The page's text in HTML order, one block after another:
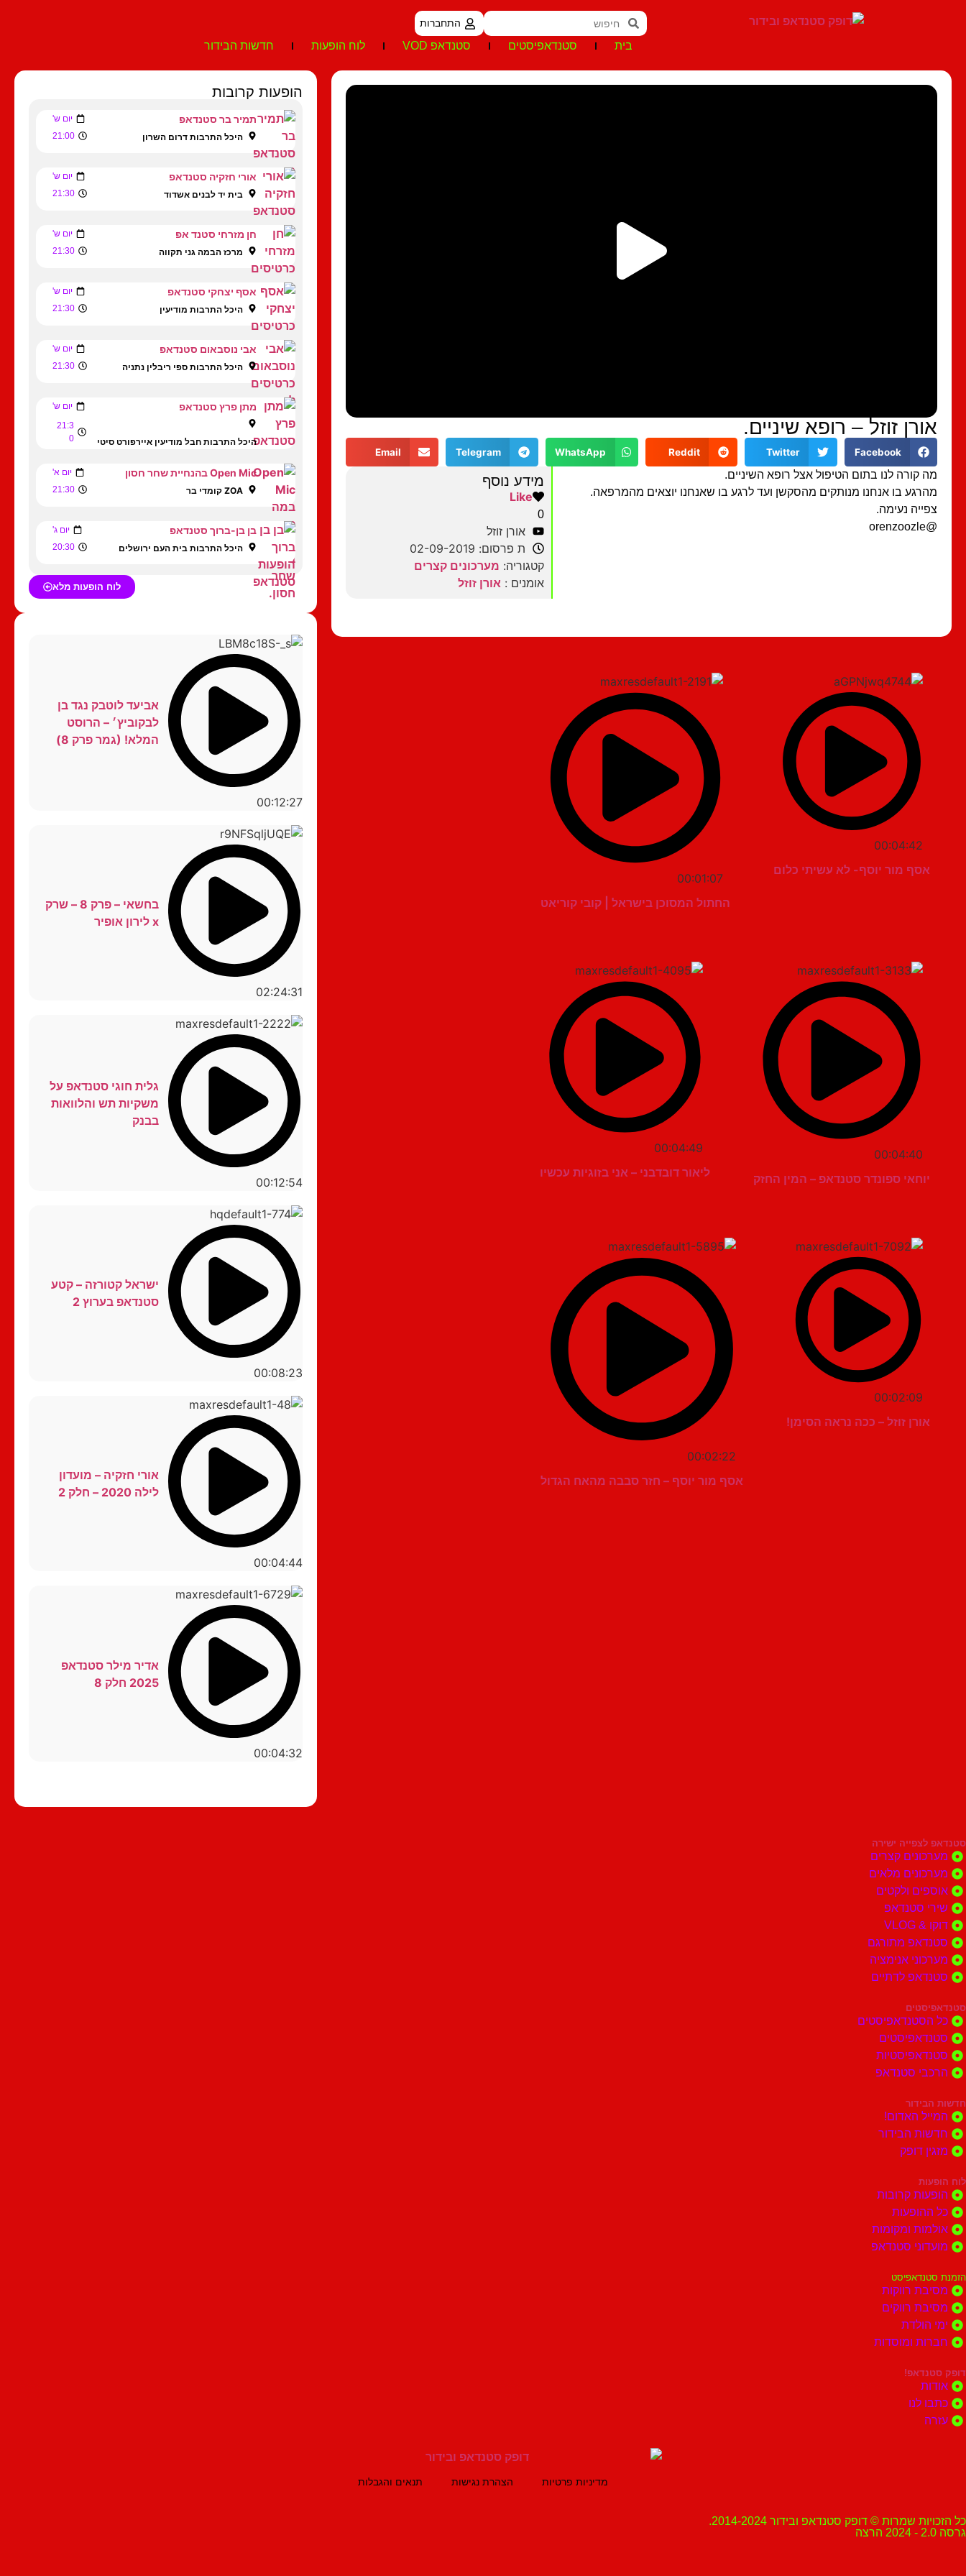
התחברות
בית סטנדאפיסטים סטנדאפ VOD לוח הופעות חדשות הבידור
אורן זוזל – רופא שיניים.
Facebook
Twitter
Reddit
WhatsApp
Telegram
Email
מה קורה לנו בתום הטיפול אצל רופא השיניים.
מהרגע בו אנחנו מנותקים מהסקשן ועד לרגע בו שאנחנו יוצאים מהמרפאה.
צפייה נעימה.
@orenzoozle
מידע נוסף
Like
0
אורן זוזל
ת פרסום: 02-09-2019
קטגוריה: מערכונים קצרים
אומנים : אורן זוזל
00:04:42
אסף מור יוסף- לא עשיתי כלום
00:01:07
החתול המסוכן בישראל | קובי קוריאט
00:04:40
יוחאי ספונדר סטנדאפ – המין החזק
00:04:49
ליאור דובדבני – אני בזוגיות עכשיו
00:02:09
אורן זוזל – ככה נראה הסימן!
00:02:22
אסף מור יוסף – חזר סבבה מהאח הגדול
הופעות קרובות
תמיר בר סטנדאפ יום ש'
היכל התרבות דרום השרון 21:00
אורי חזקיה סטנדאפ יום ש'
בית יד לבנים אשדוד 21:30
חן מזרחי סטנד אפ יום ש'
מרכז הבמה גני תקווה 21:30
אסף יצחקי סטנדאפ יום ש'
היכל התרבות מודיעין 21:30
אבי נוסבאום סטנדאפ יום ש'
היכל התרבות ספי ריבלין נתניה 21:30
מתן פרץ סטנדאפ יום ש'
היכל התרבות חבל מודיעין איירפורט סיטי
21:3
0
Open Mic בהנחיית שחר חסון יום א'
ZOA קומדי בר 21:30
בן בן-ברוך סטנדאפ יום ג'
היכל התרבות בית העם ירושלים 20:30
לוח הופעות מלא
00:12:27
אביעד לוטבק נגד בן
לבקוביץ׳ – הרוסט
המלא! (גמר פרק 8)
02:24:31
בחשאי – פרק 8 – שרק
x לירון אופיר
00:12:54
גלית חוגי סטנדאפ על
משקיות תש והלוואות
בבנק
00:08:23
ישראל קטורזה – קטע
סטנדאפ בערוץ 2
00:04:44
אורי חזקיה – מועדון
לילה 2020 – חלק 2
00:04:32
אדיר מילר סטנדאפ
2025 חלק 8
סטנדאפ לצפייה ישירה
מערכונים קצרים
מערכונים מלאים
אוספים ולקטים
שירי סטנדאפ
דוקו & VLOG
סטנדאפ מתורגם
מערכוני אנימציה
סטנדאפ לדתיים
סטנדאפיסטים
כל הסטנדאפיסטים
סטנדאפיסטים
סטנדאפיסטיות
הרכבי סטנדאפ
חדשות הבידור
המייל האדום!
חדשות הבידור
מזגין דופק
לוח הופעות
הופעות קרובות
כל ההופעות
אולמות ומקומות
מועדוני סטנדאפ
הזמנת סטנדאפיסט
מסיבת רווקות
מסיבת רווקים
ימי הולדת
חברות ומוסדות
דופק סטנדאפ!
אודות
כתבו לנו
עזרה
מדיניות פרטיות הצהרת נגישות תנאים והגבלות
כל הזכויות שמרות © דופק סטנדאפ ובידור 2014-2024.
גרסה 2.0 - 2024 הרצה